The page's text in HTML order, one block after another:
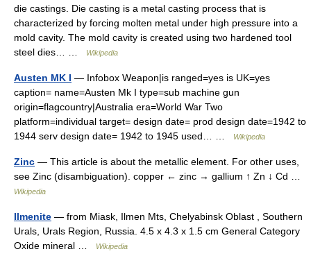
die castings. Die casting is a metal casting process that is
characterized by forcing molten metal under high pressure into a
mold cavity. The mold cavity is created using two hardened tool
steel dies… …
Wikipedia
Austen MK I — Infobox Weapon|is ranged=yes is UK=yes
caption= name=Austen Mk I type=sub machine gun
origin=flagcountry|Australia era=World War Two
platform=individual target= design date= prod design date=1942 to
1944 serv design date= 1942 to 1945 used… …
Wikipedia
Zinc — This article is about the metallic element. For other uses,
see Zinc (disambiguation). copper ← zinc → gallium ↑ Zn ↓ Cd …
Wikipedia
Ilmenite — from Miask, Ilmen Mts, Chelyabinsk Oblast , Southern
Urals, Urals Region, Russia. 4.5 x 4.3 x 1.5 cm General Category
Oxide mineral …
Wikipedia